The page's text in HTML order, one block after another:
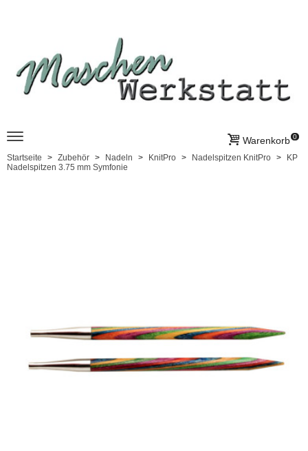
Warenkorb 0
Startseite Zubehör Nadeln KnitPro Nadelspitzen KnitPro
KP
Nadelspitzen 3.75 mm Symfonie